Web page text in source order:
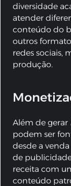
diversidade
atender
conteúdo do
outros
redes sociais,
produção.
Além de gerar
podem ser
desde a
de
receita com
conteúdo